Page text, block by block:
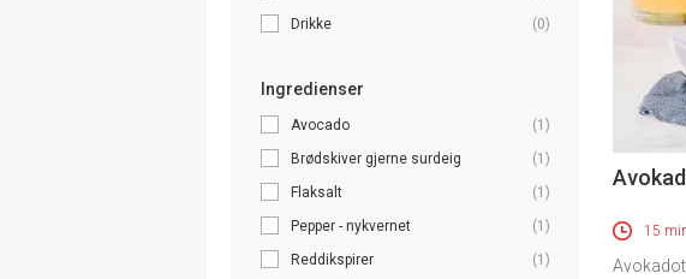
Drikke
(0)
Ingredienser
Avocado
(1)
Brødskiver gjerne surdeig
(1)
Flaksalt
(1)
Pepper - nykvernet
(1)
Reddikspirer
(1)
15